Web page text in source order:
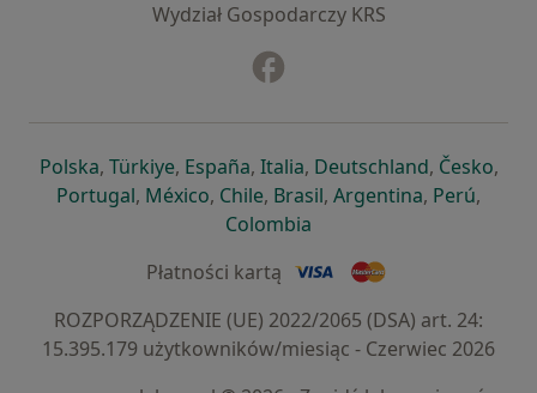
Wydział Gospodarczy KRS
Polskaotwiera się w nowej karcie
, Türkiyeotwiera się w nowej karcie
, Españaotwiera się w nowej karcie
, Italiaotwiera się w nowej
, Deutschlandotwiera się
, Česko,
Portugalotwiera się w nowej karcie
, Méxicootwiera się w nowej karcie
, Chileotwiera się w nowej karcie
, Brasilotwiera się w nowej
, Argentinaotwiera się
, Perú,
Colombia
Płatności kartą
ROZPORZĄDZENIE (UE) 2022/2065 (DSA) art. 24:
15.395.179 użytkowników/miesiąc - Czerwiec 2026